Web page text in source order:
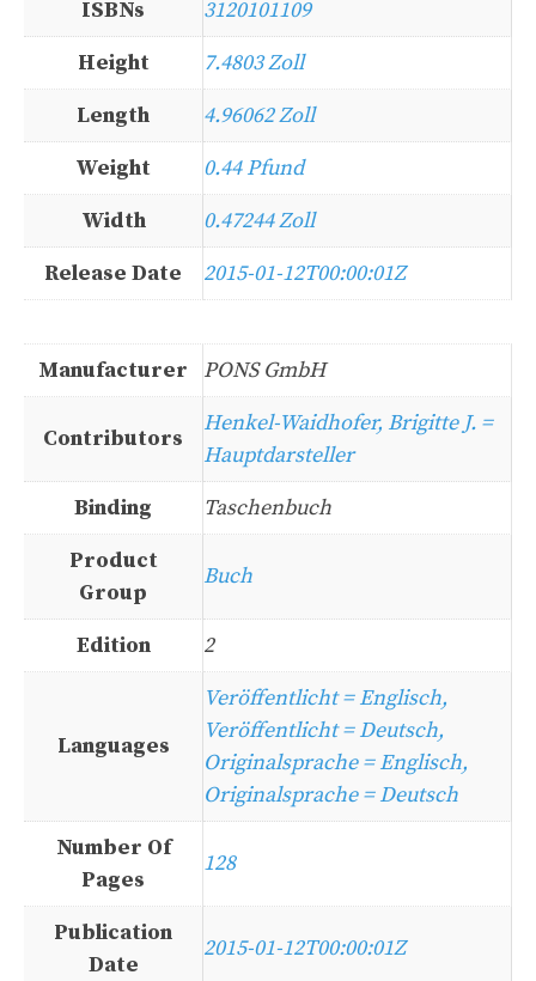
ISBNs
3120101109
Height
7.4803 Zoll
Length
4.96062 Zoll
Weight
0.44 Pfund
Width
0.47244 Zoll
Release Date
2015-01-12T00:00:01Z
Manufacturer PONS GmbH
Contributors
Henkel-Waidhofer, Brigitte J. =
Hauptdarsteller
Binding
Taschenbuch
Product
Group
Buch
Edition 2
Languages
Veröffentlicht = Englisch,
Veröffentlicht = Deutsch,
Originalsprache = Englisch,
Originalsprache = Deutsch
Number Of
Pages
128
Publication
Date
2015-01-12T00:00:01Z